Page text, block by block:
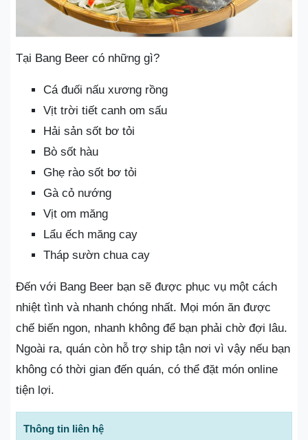
Tại Bang Beer có những gì?
Cá đuối nấu xương rồng
Vịt trời tiết canh om sấu
Hải sản sốt bơ tỏi
Bò sốt hàu
Ghẹ rào sốt bơ tỏi
Gà cỏ nướng
Vịt om măng
Lẩu ếch măng cay
Tháp sườn chua cay
Đến với Bang Beer bạn sẽ được phục vụ một cách
nhiệt tình và nhanh chóng nhất. Mọi món ăn được
chế biến ngon, nhanh không để bạn phải chờ đợi lâu.
Ngoài ra, quán còn hỗ trợ ship tận nơi vì vậy nếu bạn
không có thời gian đến quán, có thể đặt món online
tiện lợi.
Thông tin liên hệ